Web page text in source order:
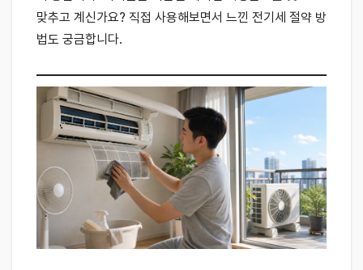
맞추고 계신가요? 직접 사용해보면서 느낀 전기세 절약 방
법도 궁금합니다.